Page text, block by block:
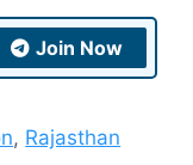
Join Now
, Rajasthan